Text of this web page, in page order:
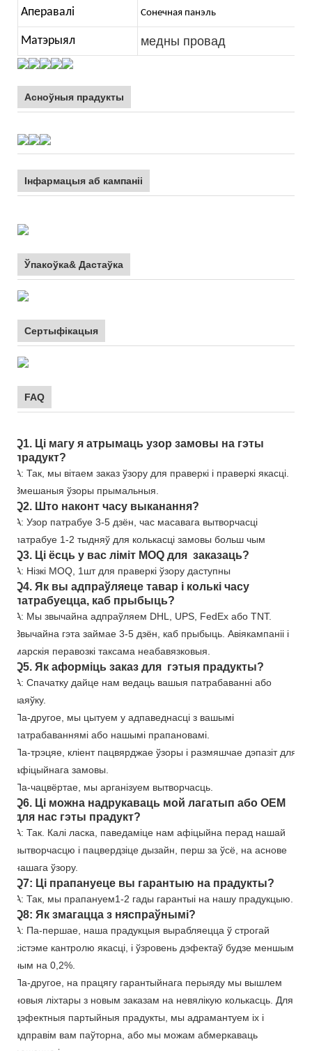
Аперавалі Сонечная панэль
Матэрыял медны провад
Асноўныя прадукты
Інфармацыя аб кампаніі
Ўпакоўка& Дастаўка
Сертыфікацыя
FAQ
Q1. Ці магу я атрымаць узор замовы на гэты
прадукт?
A: Так, мы вітаем заказ ўзору для праверкі і праверкі якасці.
Змешаныя ўзоры прымальныя.
Q2. Што наконт часу выканання?
A: Узор патрабуе 3-5 дзён, час масавага вытворчасці
патрабуе 1-2 тыдняў для колькасці замовы больш чым
Q3. Ці ёсць у вас ліміт MOQ для заказаць?
A: Нізкі MOQ, 1шт для праверкі ўзору даступны
Q4. Як вы адпраўляеце тавар і колькі часу
патрабуецца, каб прыбыць?
A: Мы звычайна адпраўляем DHL, UPS, FedEx або TNT.
Звычайна гэта займае 3-5 дзён, каб прыбыць. Авіякампаніі і
марскія перавозкі таксама неабавязковыя.
Q5. Як аформіць заказ для гэтыя прадукты?
A: Спачатку дайце нам ведаць вашыя патрабаванні або
заяўку.
Па-другое, мы цытуем у адпаведнасці з вашымі
патрабаваннямі або нашымі прапановамі.
Па-трэцяе, кліент пацвярджае ўзоры і размяшчае дэпазіт для
афіцыйнага замовы.
Па-чацвёртае, мы арганізуем вытворчасць.
Q6. Ці можна надрукаваць мой лагатып або OEM
для нас гэты прадукт?
A: Так. Калі ласка, паведаміце нам афіцыйна перад нашай
вытворчасцю і пацвердзіце дызайн, перш за ўсё, на аснове
нашага ўзору.
Q7: Ці прапануеце вы гарантыю на прадукты?
A: Так, мы прапануем1-2 гады гарантыі на нашу прадукцыю.
Q8: Як змагацца з няспраўнымі?
A: Па-першае, наша прадукцыя вырабляецца ў строгай
сістэме кантролю якасці, і ўзровень дэфектаў будзе меншым
чым на 0,2%.
Па-другое, на працягу гарантыйнага перыяду мы вышлем
новыя ліхтары з новым заказам на невялікую колькасць. Для
дэфектныя партыйныя прадукты, мы адрамантуем іх і
адправім вам паўторна, або мы можам абмеркаваць